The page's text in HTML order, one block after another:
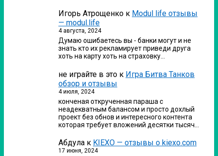
Игорь Атрощенко к Modul life отзывы
— modul.life
4 августа, 2024
Думаю ошибаетесь вы - банки могут и не
знать кто их рекламирует приведи друга
хоть на карту хоть на страховку…
не играйте в это к Игра Битва Танков
обзор и отзывы
4 июля, 2024
конченая открученная параша с
неадекватным балансом и просто дохлый
проект без обнов и интересного контента
которая требует вложений десятки тысяч…
Абдула к KIEXO — отзывы о kiexo.com
17 июня, 2024